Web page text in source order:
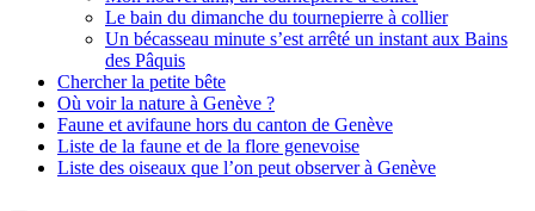
Le bain du dimanche du tournepierre à collier
Un bécasseau minute s’est arrêté un instant aux Bains
des Pâquis
Chercher la petite bête
Où voir la nature à Genève ?
Faune et avifaune hors du canton de Genève
Liste de la faune et de la flore genevoise
Liste des oiseaux que l’on peut observer à Genève